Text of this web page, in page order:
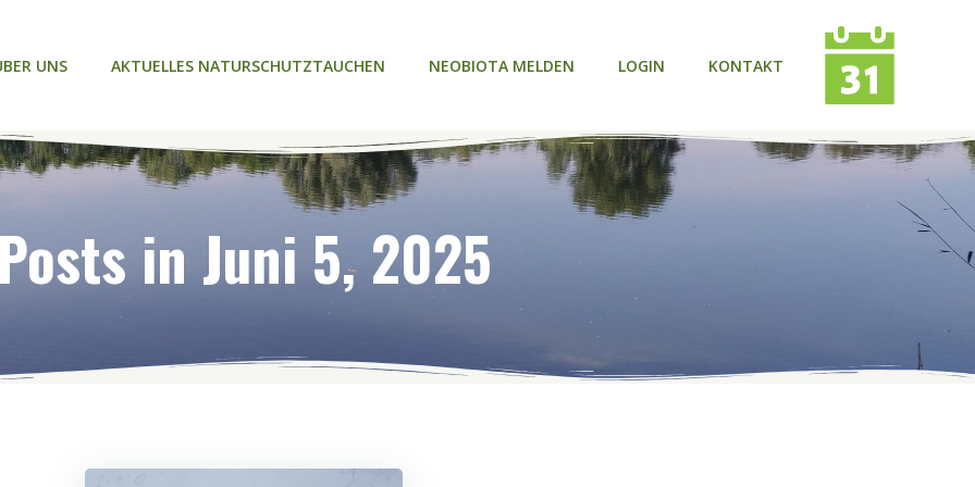
UNS AKTUELLES NATURSCHUTZTAUCHEN NEOBIOTA MELDEN LOGIN KONTAKT
Posts in Juni 5, 2025